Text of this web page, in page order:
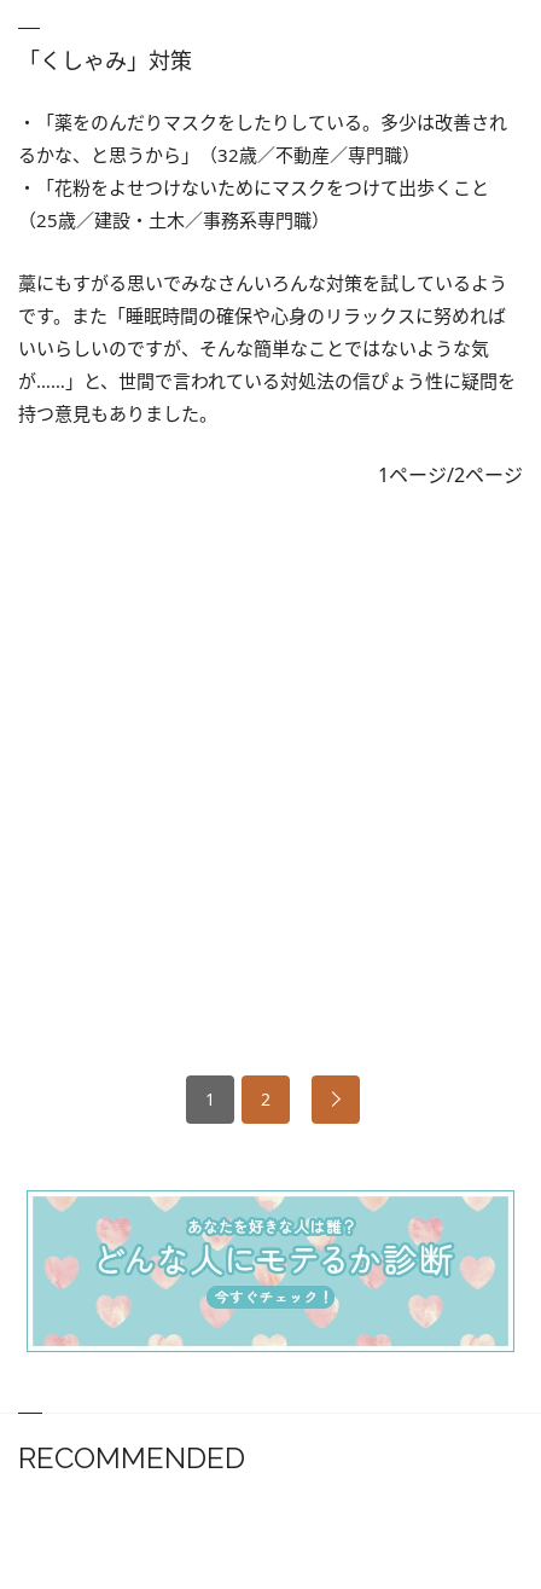
「くしゃみ」対策
・「薬をのんだりマスクをしたりしている。多少は改善され
るかな、と思うから」（32歳／不動産／専門職）
・「花粉をよせつけないためにマスクをつけて出歩くこと
（25歳／建設・土木／事務系専門職）
藁にもすがる思いでみなさんいろんな対策を試しているよう
です。また「睡眠時間の確保や心身のリラックスに努めれば
いいらしいのですが、そんな簡単なことではないような気
が……」と、世間で言われている対処法の信ぴょう性に疑問を
持つ意見もありました。
1ページ/2ページ
1 2
RECOMMENDED